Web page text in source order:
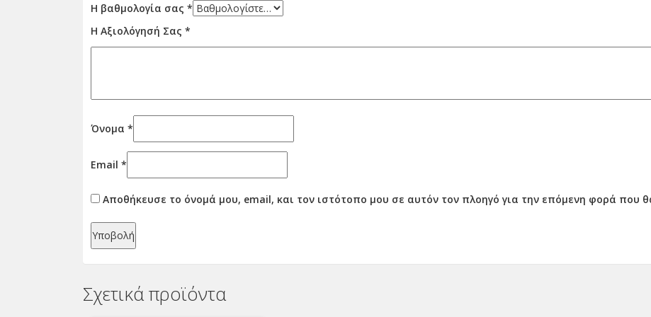
Η βαθμολογία σας *
Η Αξιολόγησή Σας *
Όνομα *
Email *
Αποθήκευσε το όνομά μου, email, και τον ιστότοπο μου σε αυτόν τον πλοηγό για την επόμενη φορά που
Σχετικά προϊόντα